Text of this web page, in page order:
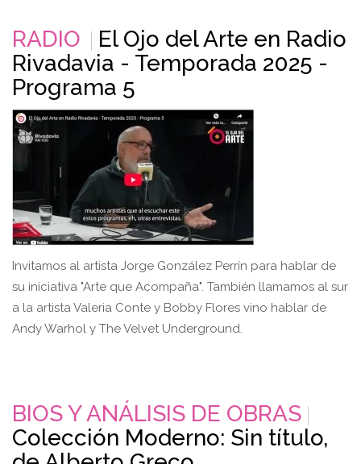
RADIO
El Ojo del Arte en Radio
Rivadavia - Temporada 2025 -
Programa 5
Invitamos al artista Jorge González Perrín para hablar de
su iniciativa "Arte que Acompaña". También llamamos al sur
a la artista Valeria Conte y Bobby Flores vino hablar de
Andy Warhol y The Velvet Underground.
BIOS Y ANÁLISIS DE OBRAS
Colección Moderno: Sin título,